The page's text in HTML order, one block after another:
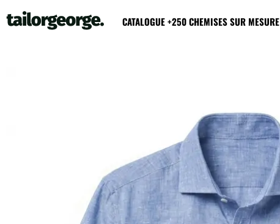
CATALOGUE +250 CHEMISES SUR MESURE